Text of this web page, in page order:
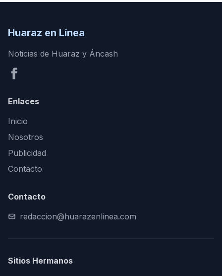
Huaraz en Línea
Noticias de Huaraz y Áncash
Enlaces
Inicio
Nosotros
Publicidad
Contacto
Contacto
redaccion@huarazenlinea.com
Sitios Hermanos